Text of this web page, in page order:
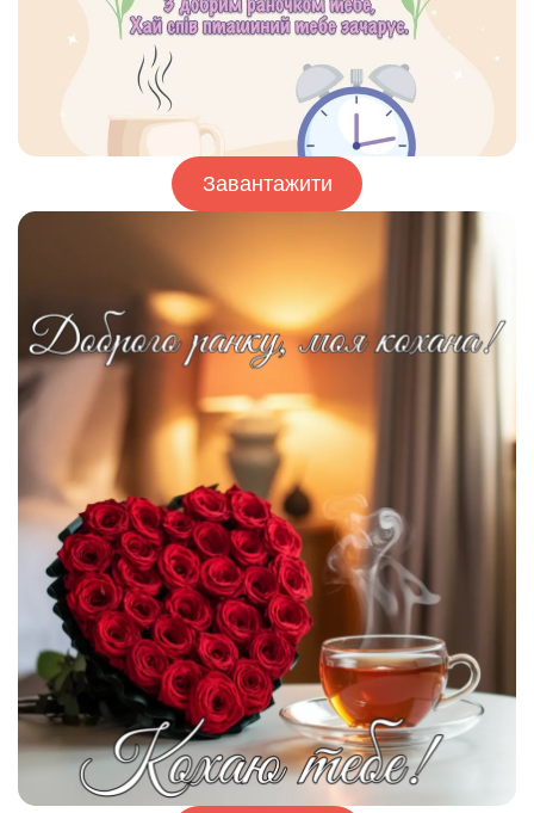
Завантажити